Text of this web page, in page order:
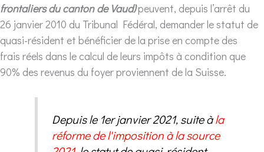
frontaliers du canton de Vaud)peuvent, depuis l’arrêt du
26 janvier 2010 du Tribunal Fédéral, demander le statut de
quasi-résident et bénéficier de la prise en compte des
frais réels dans le calcul de leurs impôts à condition que
90% des revenus du foyer proviennent de la Suisse.
Depuis le 1er janvier 2021, suite àla
réforme de l'imposition à la source